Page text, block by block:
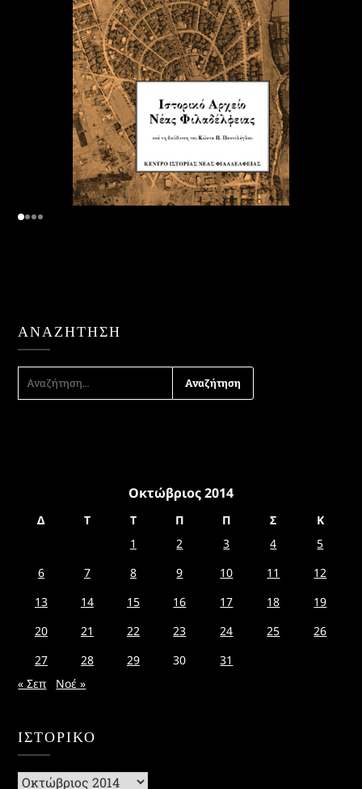
ΑΝΑΖΉΤΗΣΗ
ΑΝΑΖΉΤΗΣΗ
ΓΙΑ:
Οκτώβριος 2014
Δ Τ Τ Π Π Σ
Κ
1
2 3 4
5
6
7 8 9 10 11
12
13
14 15 16 17 18
19
20
21 22 23 24 25
26
27
28 29 30
31
« Σεπ
Νοέ »
ΙΣΤΟΡΙΚΌ
Ιστορικό